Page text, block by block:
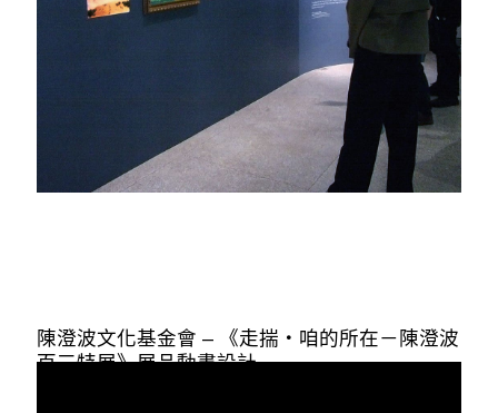
陳澄波文化基金會 – 《走揣・咱的所在－陳澄波
百三特展》展品動畫設計